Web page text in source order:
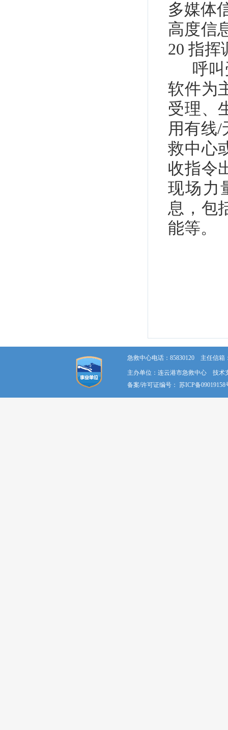
多媒体
高度信
20 指挥
呼叫
软件为
受理、
用有线/
救中心
收指令
现场力
息，包
能等。
急救中心电话：85830120 主任信箱
主办单位：连云港市急救中心 技术
备案/许可证编号： 苏ICP备09019158